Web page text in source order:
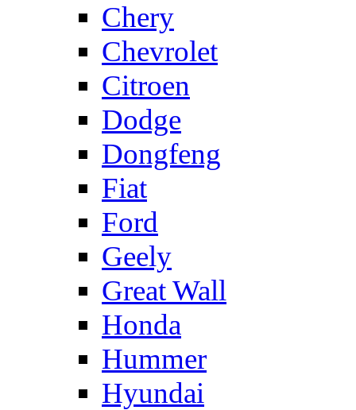
Chery
Chevrolet
Citroen
Dodge
Dongfeng
Fiat
Ford
Geely
Great Wall
Honda
Hummer
Hyundai